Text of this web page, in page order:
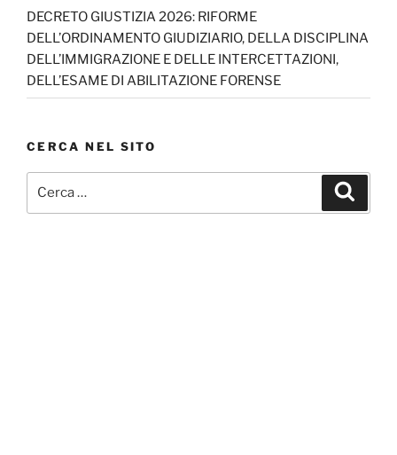
DECRETO GIUSTIZIA 2026: RIFORME
DELL’ORDINAMENTO GIUDIZIARIO, DELLA DISCIPLINA
DELL’IMMIGRAZIONE E DELLE INTERCETTAZIONI,
DELL’ESAME DI ABILITAZIONE FORENSE
CERCA NEL SITO